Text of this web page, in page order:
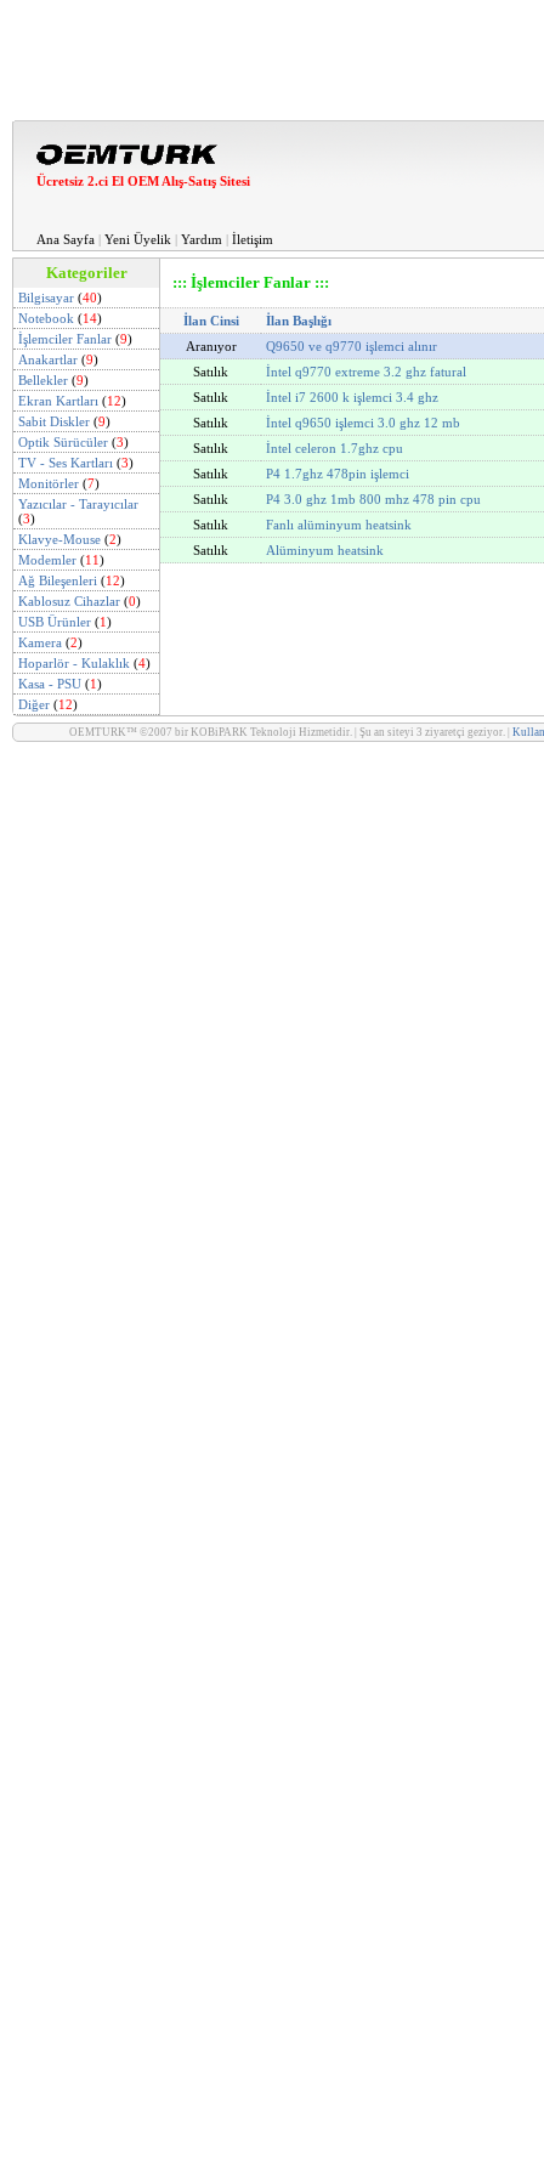
Ücretsiz 2.ci El OEM Alış-Satış Sitesi
Ana Sayfa | Yeni Üyelik | Yardım | İletişim
Kategoriler
Bilgisayar (40)
Notebook (14)
İşlemciler Fanlar (9)
Anakartlar (9)
Bellekler (9)
Ekran Kartları (12)
Sabit Diskler (9)
Optik Sürücüler (3)
TV - Ses Kartları (3)
Monitörler (7)
Yazıcılar - Tarayıcılar
(3)
Klavye-Mouse (2)
Modemler (11)
Ağ Bileşenleri (12)
Kablosuz Cihazlar (0)
USB Ürünler (1)
Kamera (2)
Hoparlör - Kulaklık (4)
Kasa - PSU (1)
Diğer (12)
::: İşlemciler Fanlar :::
İlan Cinsi
İlan Başlığı
Aranıyor
Q9650 ve q9770 işlemci alınır
Satılık
İntel q9770 extreme 3.2 ghz fatural
Satılık
İntel i7 2600 k işlemci 3.4 ghz
Satılık
İntel q9650 işlemci 3.0 ghz 12 mb
Satılık
İntel celeron 1.7ghz cpu
Satılık
P4 1.7ghz 478pin işlemci
Satılık
P4 3.0 ghz 1mb 800 mhz 478 pin cpu
Satılık
Fanlı alüminyum heatsink
Satılık
Alüminyum heatsink
OEMTURK™ ©2007 bir KOBiPARK Teknoloji Hizmetidir. | Şu an siteyi 3 ziyaretçi geziyor. |